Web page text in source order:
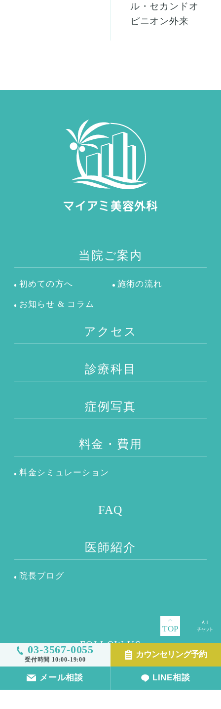
TOP
03-3567-0055
受付時間 10:00-19:00
カウンセリング予約
メール相談 LINE相談
ル・セカンドオ
ピニオン外来
当院ご案内
初めての方へ 施術の流れ
お知らせ & コラム
アクセス
診療科目
症例写真
料金・費用
料金シミュレーション
FAQ
医師紹介
院長ブログ
FOLLOW US